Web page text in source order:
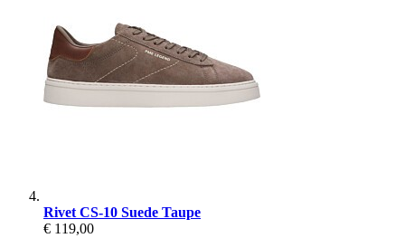
Rivet CS-10 Suede Taupe
€ 119,00